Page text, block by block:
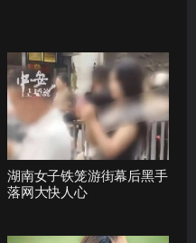
湖南女子铁笼游街幕后黑手
落网大快人心